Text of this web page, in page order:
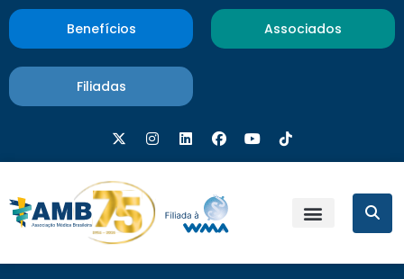
Benefícios Associados
Filiadas